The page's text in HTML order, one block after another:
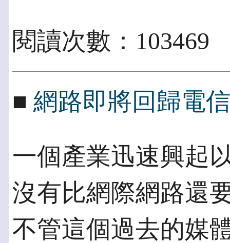
閱讀次數：
■ 網路即將回歸電
一個產業迅速興起
沒有比網際網路還
不管這個過去的媒